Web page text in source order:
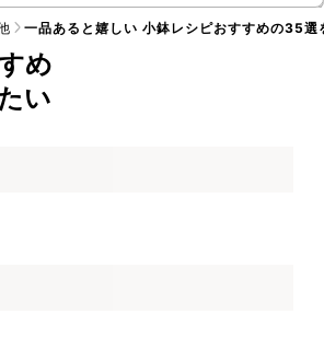
一品あると嬉しい 小鉢レシピおすすめの35選
め
い